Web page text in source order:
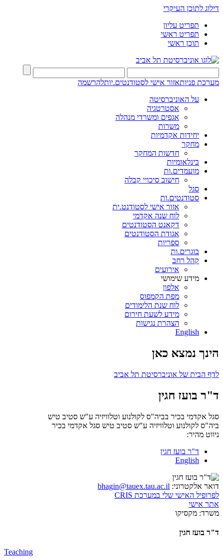
דילוג לתוכן העיקרי
תפריט עליון
תפריט ראשי
תוכן ראשי
מערכת פניותאזור אישי לסטודנטים.יותלהרשמה
על האוניברסיטה
אסטרטגיה
אגפים ומשרדי מנהלה
משרות
יחידות אקדמיות
מחקר
חדשות המחקר
בינלאומיות
מועמדים.ות
חישוב סיכויי קבלה
סגל
סטודנטים.ות
אזור אישי לסטודנט.ית
לוח שנה אקדמי
דקאנט הסטודנטים
אגודת הסטודנטים
ספריות
בוגרים.ות
קהל רחב
אירועים
מידע שימושי
אלפון
מפת הקמפוס
לוח שנת הלימודים
מידע לשעת חירום
הצהרת נגישות
English
הינך נמצא כאן
לדף הבית של אוניברסיטת תל אביב
ד"ר בועז חגין
סגל אקדמי בכיר בביה"ס לקולנוע וטלוויזיה ע"ש סטיב טיש
ביה"ס לקולנוע וטלוויזיה ע"ש סטיב טיש סגל אקדמי בכיר
ניווט מהיר:
ד"ר בועז חגין
English
דואר אלקטרוני: bhagin@tauex.tau.ac.il
לפרופיל האישי שלי במערכת CRIS
אתר אישי
משרד: מקסיקו
ד"ר בועז חגין
Teaching